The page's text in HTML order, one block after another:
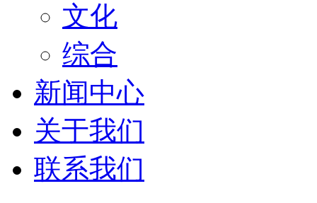
文化
综合
新闻中心
关于我们
联系我们